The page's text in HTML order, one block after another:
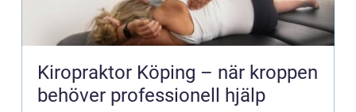
Kiropraktor Köping – när kroppen
behöver professionell hjälp